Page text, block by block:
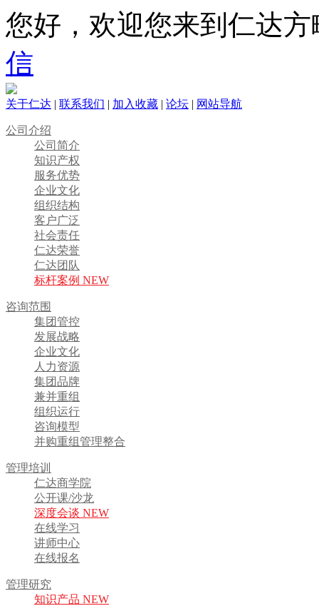
您好，欢迎您来到仁达方
信
关于仁达 | 联系我们 | 加入收藏 | 论坛 | 网站导航
公司介绍
公司简介
知识产权
服务优势
企业文化
组织结构
客户广泛
社会责任
仁达荣誉
仁达团队
标杆案例 NEW
咨询范围
集团管控
发展战略
企业文化
人力资源
集团品牌
兼并重组
组织运行
咨询模型
并购重组管理整合
管理培训
仁达商学院
公开课/沙龙
深度会谈 NEW
在线学习
讲师中心
在线报名
管理研究
知识产品 NEW